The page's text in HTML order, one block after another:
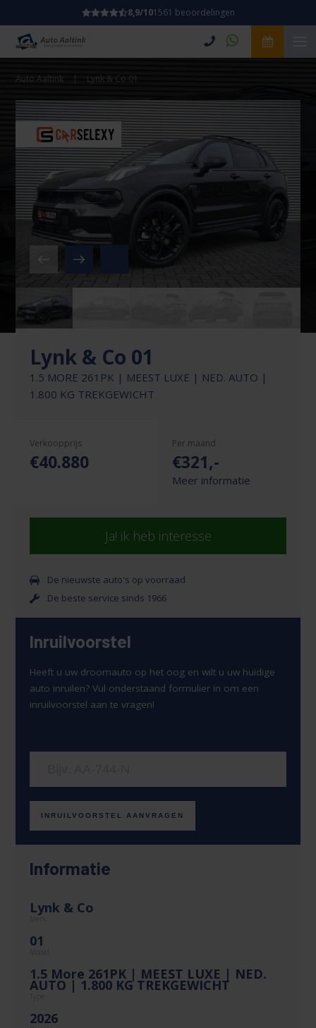
8,9/101561 beoordelingen
Auto Aaltink | Lynk & Co 01
Lynk & Co 01
1.5 MORE 261PK | MEEST LUXE | NED. AUTO |
1.800 KG TREKGEWICHT
Verkoopprijs
€40.880
Per maand
€321,-
Meer informatie
Ja! ik heb interesse
De nieuwste auto's op voorraad
De beste service sinds 1966
Inruilvoorstel
Heeft u uw droomauto op het oog en wilt u uw huidige
auto inruilen? Vul onderstaand formulier in om een
inruilvoorstel aan te vragen!
INRUILVOORSTEL AANVRAGEN
Informatie
Lynk & Co
01
1.5 More 261PK | MEEST LUXE | NED.
AUTO | 1.800 KG TREKGEWICHT
2026